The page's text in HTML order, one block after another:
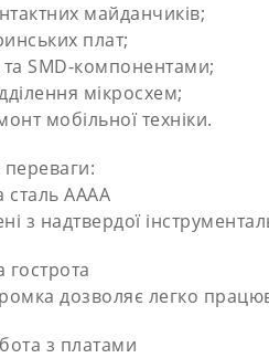
майданчиків;
плат;
та SMD-компонентами;
мікросхем;
мобільної техніки.
переваги:
сталь AAAA
з надтвердої
дозволяє легко
з платами